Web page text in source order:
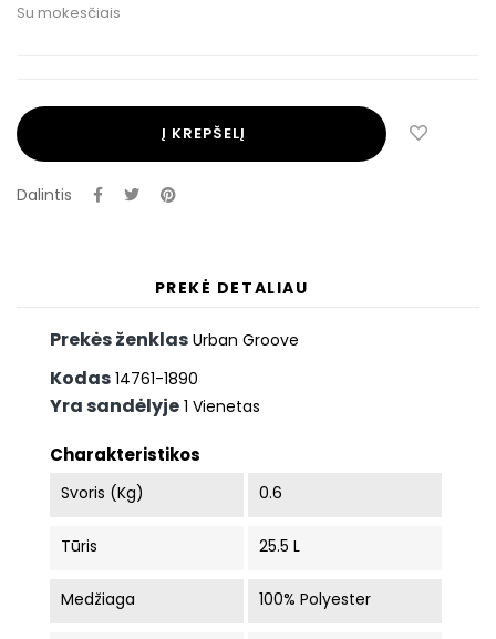
Su mokesčiais
Į KREPŠELĮ
Dalintis
PREKĖ DETALIAU
Prekės ženklas Urban Groove
Kodas 14761-1890
Yra sandėlyje 1 Vienetas
Charakteristikos
Svoris (kg) 0.6
Tūris 25.5 L
Medžiaga 100% Polyester